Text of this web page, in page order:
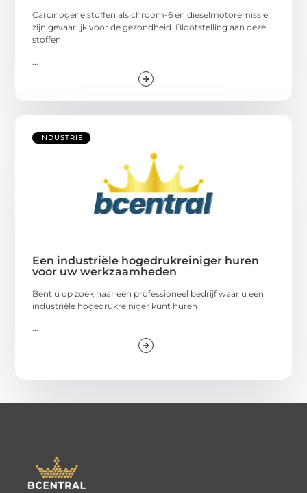
Carcinogene stoffen als chroom-6 en dieselmotoremissie
zijn gevaarlijk voor de gezondheid. Blootstelling aan deze
stoffen
...
INDUSTRIE
Een industriële hogedrukreiniger huren
voor uw werkzaamheden
Bent u op zoek naar een professioneel bedrijf waar u een
industriële hogedrukreiniger kunt huren
...